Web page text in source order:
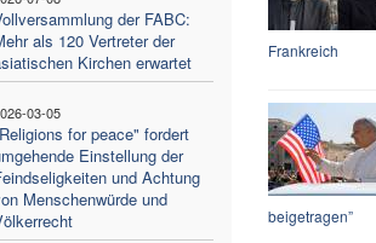
der FABC:
als 120 Vertreter der
Kirchen erwartet
03-05
for peace" fordert
Einstellung der
und Achtung
Menschenwürde und
Frankreich
beigetragen”